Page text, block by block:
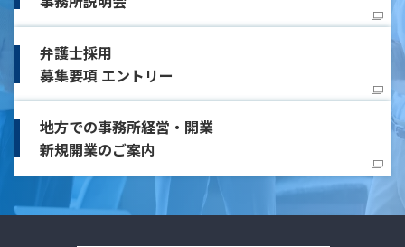
弁護士採用
募集要項 エントリー
地方での事務所経営・開業
新規開業のご案内